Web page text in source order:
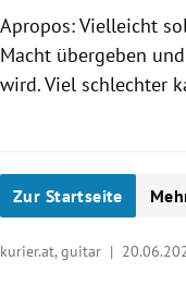
Apropos: Vielleicht
Macht übergeben
wird. Viel schlechter
Zur Startseite
kurier.at, guitar |